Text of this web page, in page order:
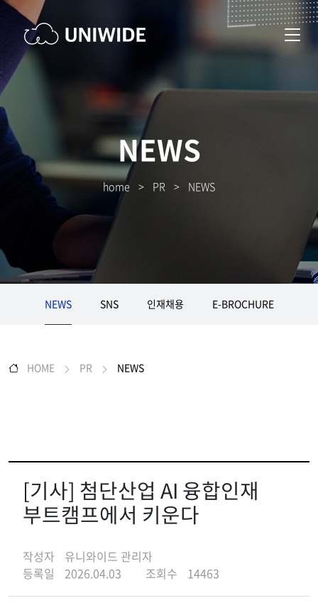
NEWS
home > PR > NEWS
NEWS SNS 인재채용 E-BROCHURE
HOME PR NEWS
[기사] 첨단산업 AI 융합인재
부트캠프에서 키운다
작성자
유니와이드 관리자
등록일
2026.04.03 조회수 14463